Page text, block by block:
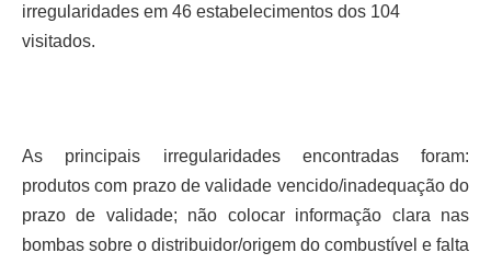
irregularidades em 46 estabelecimentos dos 104
visitados.
As principais irregularidades encontradas foram:
produtos com prazo de validade vencido/inadequação do
prazo de validade; não colocar informação clara nas
bombas sobre o distribuidor/origem do combustível e falta